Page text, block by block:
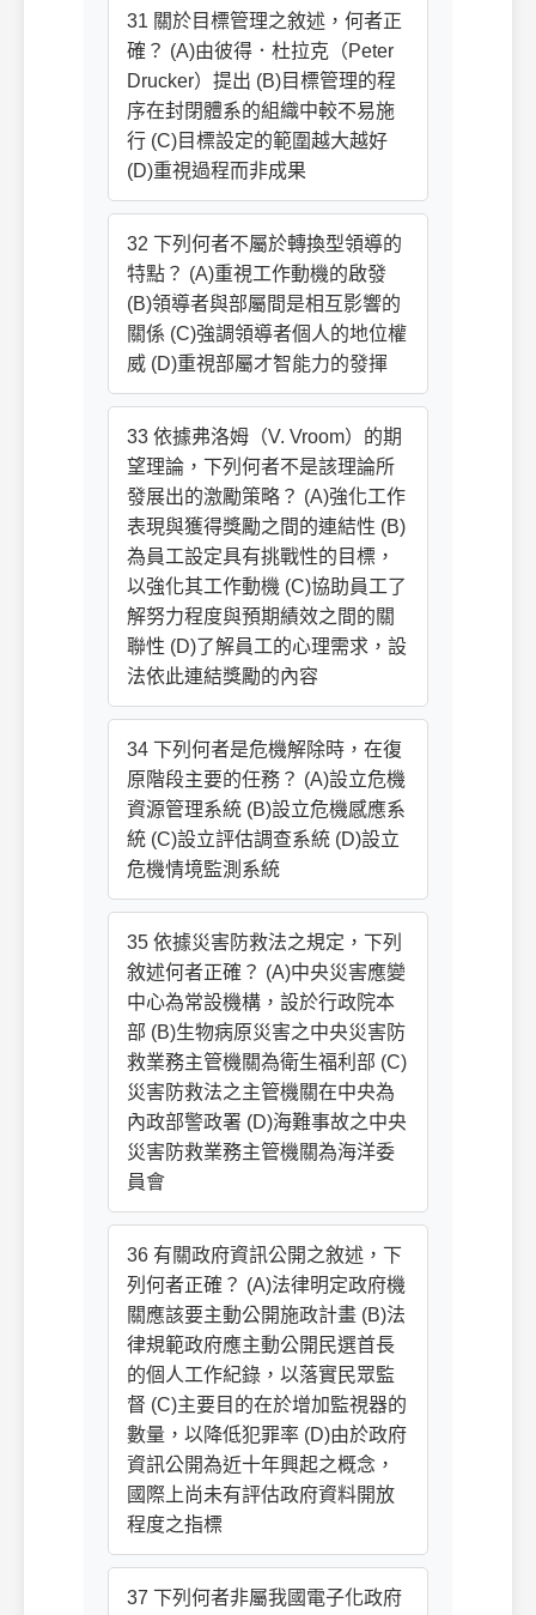
31 關於目標管理之敘述，何者正
確？ (A)由彼得．杜拉克（Peter
Drucker）提出 (B)目標管理的程
序在封閉體系的組織中較不易施
行 (C)目標設定的範圍越大越好
(D)重視過程而非成果
32 下列何者不屬於轉換型領導的
特點？ (A)重視工作動機的啟發
(B)領導者與部屬間是相互影響的
關係 (C)強調領導者個人的地位權
威 (D)重視部屬才智能力的發揮
33 依據弗洛姆（V. Vroom）的期
望理論，下列何者不是該理論所
發展出的激勵策略？ (A)強化工作
表現與獲得獎勵之間的連結性 (B)
為員工設定具有挑戰性的目標，
以強化其工作動機 (C)協助員工了
解努力程度與預期績效之間的關
聯性 (D)了解員工的心理需求，設
法依此連結獎勵的內容
34 下列何者是危機解除時，在復
原階段主要的任務？ (A)設立危機
資源管理系統 (B)設立危機感應系
統 (C)設立評估調查系統 (D)設立
危機情境監測系統
35 依據災害防救法之規定，下列
敘述何者正確？ (A)中央災害應變
中心為常設機構，設於行政院本
部 (B)生物病原災害之中央災害防
救業務主管機關為衛生福利部 (C)
災害防救法之主管機關在中央為
內政部警政署 (D)海難事故之中央
災害防救業務主管機關為海洋委
員會
36 有關政府資訊公開之敘述，下
列何者正確？ (A)法律明定政府機
關應該要主動公開施政計畫 (B)法
律規範政府應主動公開民選首長
的個人工作紀錄，以落實民眾監
督 (C)主要目的在於增加監視器的
數量，以降低犯罪率 (D)由於政府
資訊公開為近十年興起之概念，
國際上尚未有評估政府資料開放
程度之指標
37 下列何者非屬我國電子化政府